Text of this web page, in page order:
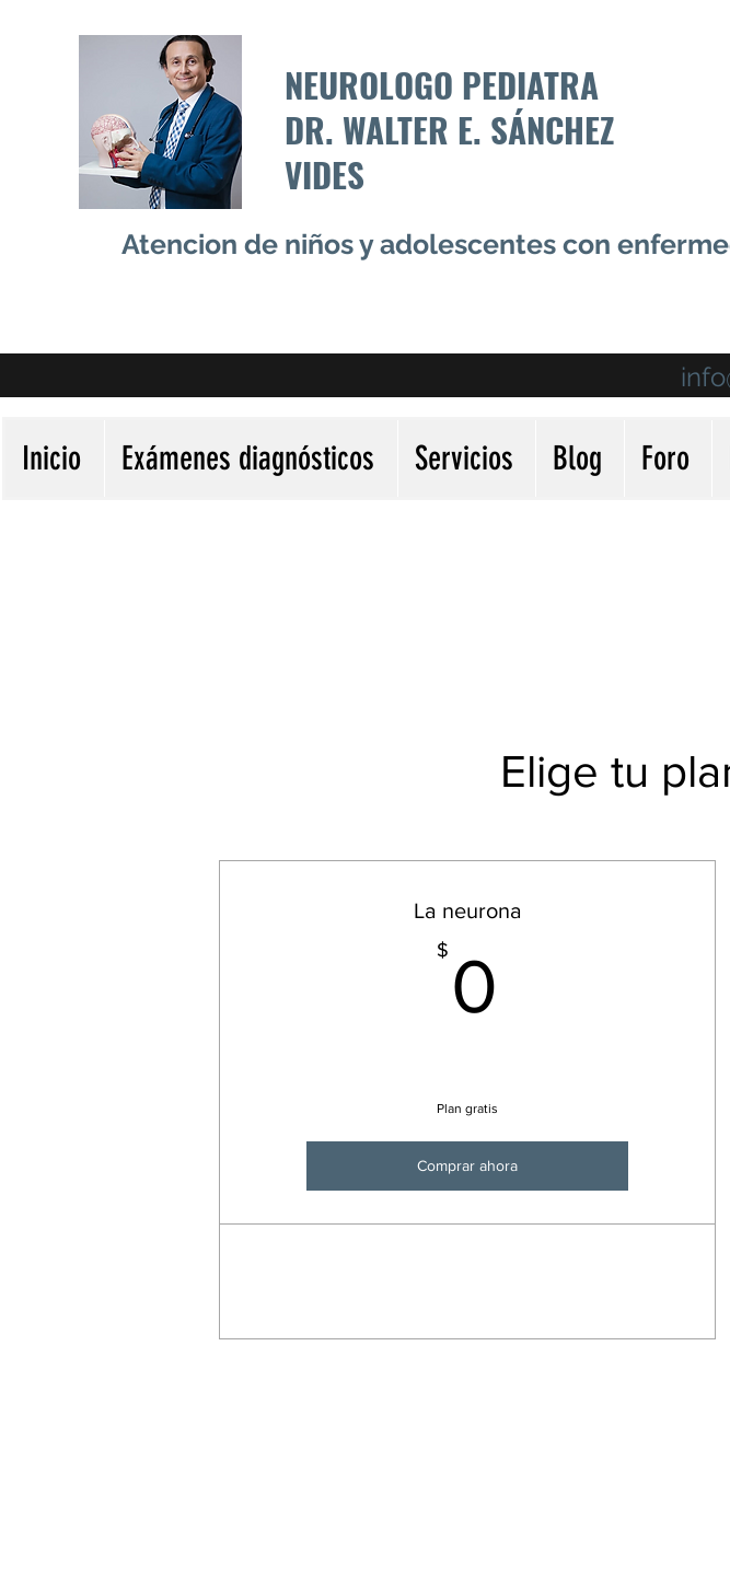
NEUROLOGO PEDIATRA
DR. WALTER E. SÁNCHEZ
VIDES
Atencion de niños y adolescentes con
Inicio Exámenes diagnósticos Servicios Blog Foro
Elige tu
La neurona
$ 0
Plan gratis
Comprar ahora